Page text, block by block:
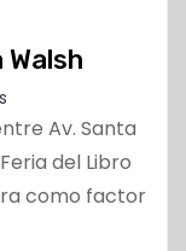
Walsh
Av. Santa
del Libro
como factor